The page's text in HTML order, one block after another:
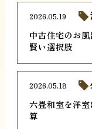
中古住宅のお
賢い選択肢
2026.05.19
六畳和室を洋
算
2026.05.18